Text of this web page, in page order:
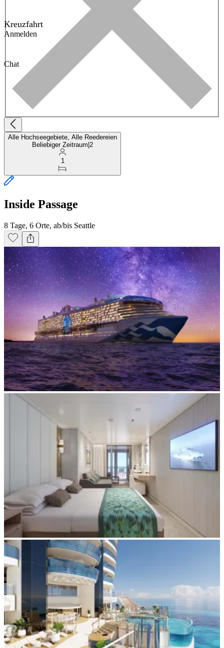
Kreuzfahrt
Anmelden
Chat
Alle Hochseegebiete, Alle Reedereien
Beliebiger Zeitraum 2
1
Inside Passage
8 Tage, 6 Orte, ab/bis Seattle